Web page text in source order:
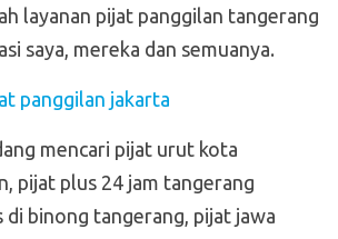
layanan pijat panggilan tangerang
saya, mereka dan semuanya.
panggilan jakarta
mencari pijat urut kota
pijat plus 24 jam tangerang
di binong tangerang, pijat jawa